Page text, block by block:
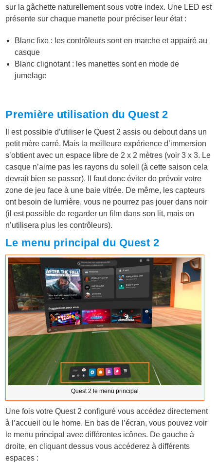
sur la gâchette naturellement sous votre index. Une LED est
présente sur chaque manette pour préciser leur état :
Blanc fixe : les contrôleurs sont en marche et appairé au
casque
Blanc clignotant : les manettes sont en mode de
jumelage
Première utilisation du Quest 2
Il est possible d’utiliser le Quest 2 assis ou debout dans un
petit mère carré. Mais la meilleure expérience d’immersion
s’obtient avec un espace libre de 2 x 2 mètres (voir 3 x 3. Le
casque n’aime pas les rayons du soleil (à cette saison cela
devrait bien se passer). Il faut donc éviter de prévoir votre
zone de jeu face à une baie vitrée. De même, les capteurs
ont besoin de lumière, vous ne pourrez pas jouer dans noir
(il est possible de regarder un film dans son lit, mais on
n’utilisera plus les contrôleurs).
Le menu principal du Quest 2
Quest 2 le menu principal
Une fois votre Quest 2 configuré vous accédez directement
à l’accueil ou le home. En bas de l’écran, vous pouvez voir
le menu principal avec différentes icônes. De gauche à
droite, en cliquant dessus vous accéderez à différents
espaces :